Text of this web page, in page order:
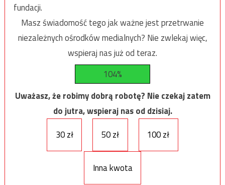
fundacji.
Masz świadomość tego jak ważne jest przetrwanie
niezależnych ośrodków medialnych? Nie zwlekaj więc,
wspieraj nas już od teraz.
104%
Uważasz, że robimy dobrą robotę? Nie czekaj zatem
do jutra, wspieraj nas od dzisiaj.
30 zł
50 zł 100 zł
Inna kwota